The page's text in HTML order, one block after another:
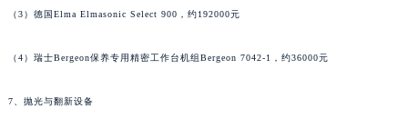
（3）德国Elma Elmasonic Select 900，约192000元
（4）瑞士Bergeon保养专用精密工作台机组Bergeon 7042-1，约36000元
7、抛光与翻新设备